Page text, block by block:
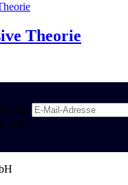
Theorie